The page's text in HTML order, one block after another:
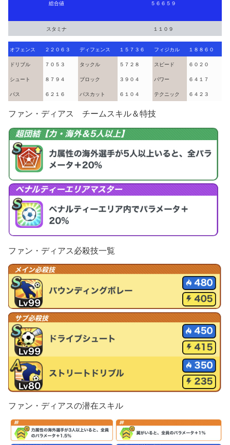
総合値 ５６６５９
スタミナ １１０９
オフェンス ２２０６３ ディフェンス １５７３６ フィジカル １８８６０
ドリブル ７０５３ タックル ５７２８ スピード ６０２０
シュート ８７９４ ブロック ３９０４ パワー ６４１７
パス ６２１６ パスカット ６１０４ テクニック ６４２３
ファン・ディアス チームスキル＆特技
ファン・ディアス必殺技一覧
ファン・ディアスの潜在スキル